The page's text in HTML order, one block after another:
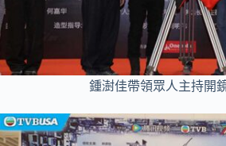
鍾澍佳帶領眾人主持開